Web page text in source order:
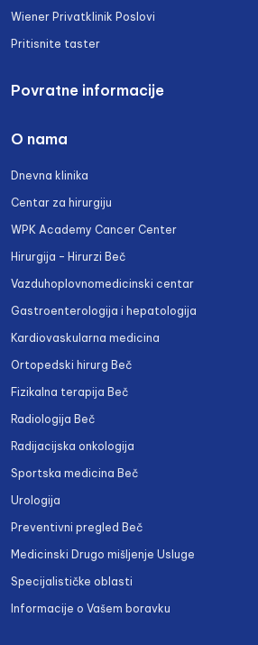
Wiener Privatklinik Poslovi
Pritisnite taster
Povratne informacije
O nama
Dnevna klinika
Centar za hirurgiju
WPK Academy Cancer Center
Hirurgija – Hirurzi Beč
Vazduhoplovnomedicinski centar
Gastroenterologija i hepatologija
Kardiovaskularna medicina
Ortopedski hirurg Beč
Fizikalna terapija Beč
Radiologija Beč
Radijacijska onkologija
Sportska medicina Beč
Urologija
Preventivni pregled Beč
Medicinski Drugo mišljenje Usluge
Specijalističke oblasti
Informacije o Vašem boravku